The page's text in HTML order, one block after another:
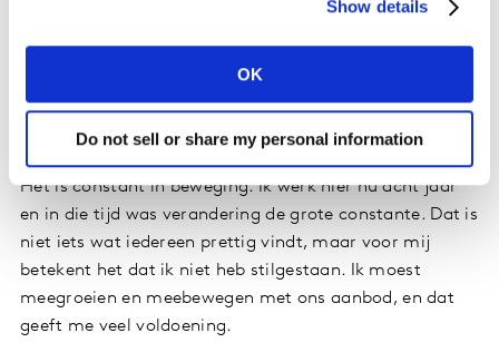
Show details
OK
Do not sell or share my personal information
worden bijgestaan door Kantar-teams over de hele
Wat vind je het leukst aan werken bij Kantar?
Het is constant in beweging. Ik werk hier nu acht jaar
en in die tijd was verandering de grote constante. Dat is
niet iets wat iedereen prettig vindt, maar voor mij
betekent het dat ik niet heb stilgestaan. Ik moest
meegroeien en meebewegen met ons aanbod, en dat
geeft me veel voldoening.